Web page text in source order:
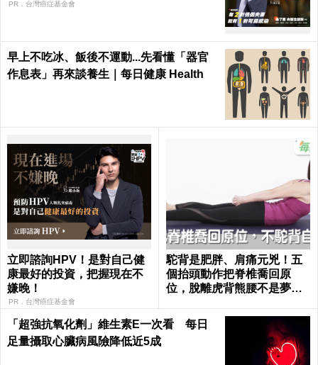
PR．台灣癌症基金會
早上不吃冰、飯後不運動...先看懂「器官
作息表」再來談養生｜每日健康 Health
立即諮詢HPV！是對自己健
康最好的投資，把握現在不
嫌晚！
PR．台灣癌症基金會
駝背是肥胖、肩痛元兇！五
個抬頭動作把脊椎喬回原
位，脫離虎背熊腰不是夢｜
「超強抗氧化劑」維生素E一次看 每日
足量攝取心臟病風險降低近5成